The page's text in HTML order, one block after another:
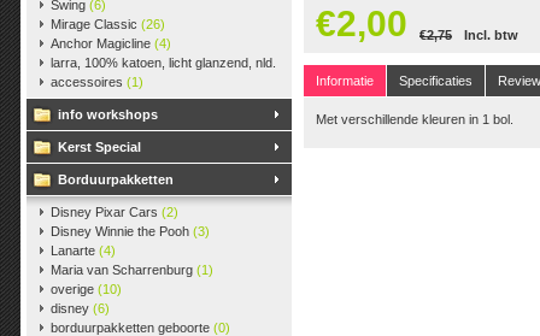
Swing (6)
Mirage Classic (26)
Anchor Magicline (4)
larra, 100% katoen, licht glanzend, nld. 2,5-3, ca. 125m, 50 gr.(38)
accessoires (1)
info workshops
Kerst Special
Borduurpakketten
Disney Pixar Cars (2)
Disney Winnie the Pooh (3)
Lanarte (4)
Maria van Scharrenburg (1)
overige (10)
disney (6)
borduurpakketten geboorte (0)
€2,00 €2,75 Incl. btw
Informatie Specificaties
Met verschillende kleuren in 1 bol.